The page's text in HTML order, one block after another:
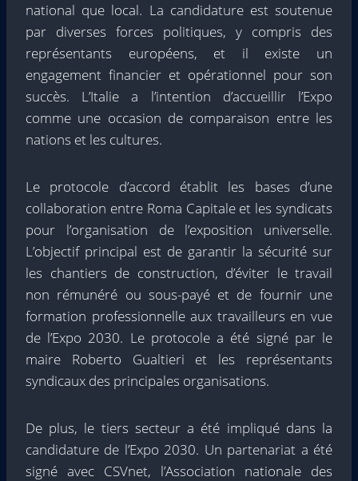
national que local. La candidature est soutenue
par diverses forces politiques, y compris des
représentants européens, et il existe un
engagement financier et opérationnel pour son
succès. L’Italie a l’intention d’accueillir l’Expo
comme une occasion de comparaison entre les
nations et les cultures.
Le protocole d’accord établit les bases d’une
collaboration entre Roma Capitale et les syndicats
pour l’organisation de l’exposition universelle.
L’objectif principal est de garantir la sécurité sur
les chantiers de construction, d’éviter le travail
non rémunéré ou sous-payé et de fournir une
formation professionnelle aux travailleurs en vue
de l’Expo 2030. Le protocole a été signé par le
maire Roberto Gualtieri et les représentants
syndicaux des principales organisations.
De plus, le tiers secteur a été impliqué dans la
candidature de l’Expo 2030. Un partenariat a été
signé avec CSVnet, l’Association nationale des